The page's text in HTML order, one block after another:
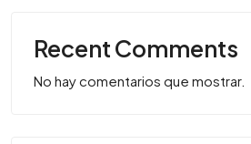
Recent Comments
No hay comentarios que mostrar.